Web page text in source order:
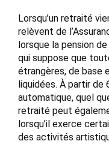
Lorsqu’un retraité
relèvent de
lorsque la pension
qui suppose que
étrangères, de base
liquidées. À partir de
automatique, quel
retraité peut
lorsqu’il exerce
des activités